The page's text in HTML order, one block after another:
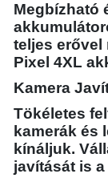
Megbízható
teljes erővel
Pixel 4XL
Kamera
Tökéletes
kamerák és
kínáljuk.
javítását is